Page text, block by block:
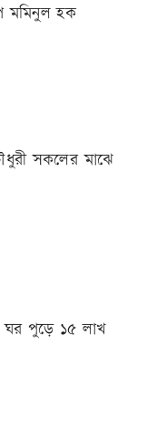
মমিনুল হক
সকলের মাঝে
ঘর পুড়ে ১৫ লাখ